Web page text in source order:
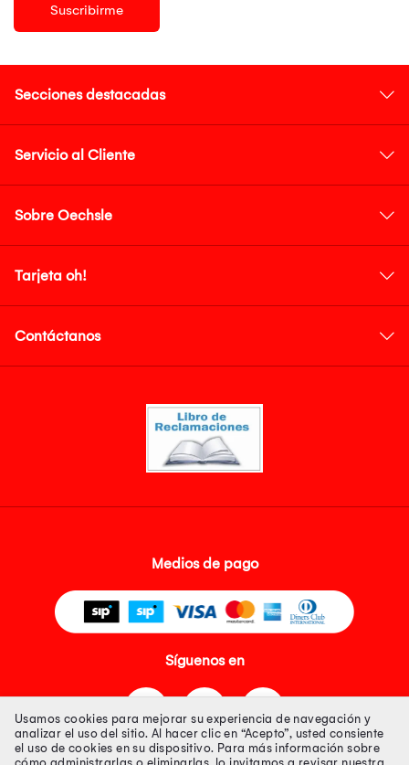
Suscribirme
Secciones destacadas
Servicio al Cliente
Sobre Oechsle
Tarjeta oh!
Contáctanos
Medios de pago
Síguenos en
Usamos cookies para mejorar su experiencia de navegación y
analizar el uso del sitio. Al hacer clic en “Acepto”, usted consiente
el uso de cookies en su dispositivo. Para más información sobre